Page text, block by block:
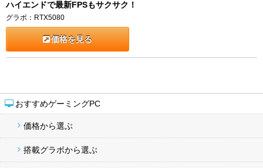
おすすめゲーミングPC
価格から選ぶ
搭載グラボから選ぶ
ハイエンドで最新FPSもサクサク！
グラボ：RTX5080
価格を見る